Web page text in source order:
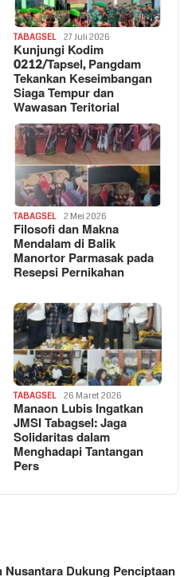
TABAGSEL 27 Juli 2026
Kunjungi Kodim
0212/Tapsel, Pangdam
Tekankan Keseimbangan
Siaga Tempur dan
Wawasan Teritorial
TABAGSEL 2 Mei 2026
Filosofi dan Makna
Mendalam di Balik
Manortor Parmasak pada
Resepsi Pernikahan
TABAGSEL 26 Maret 2026
Manaon Lubis Ingatkan
JMSI Tabagsel: Jaga
Solidaritas dalam
Menghadapi Tantangan
Pers
Dukung Penciptaan